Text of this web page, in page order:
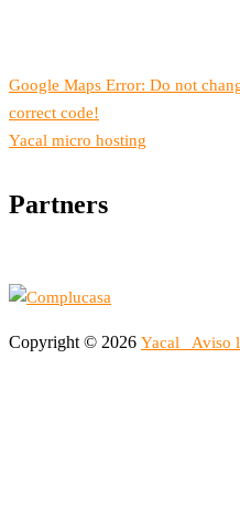
Google Maps Error: Do not
correct code!
Yacal micro hosting
Partners
Copyright © 2026 Yacal Aviso